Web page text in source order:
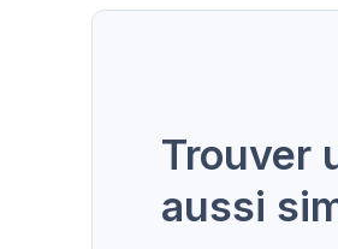
Trouver
aussi